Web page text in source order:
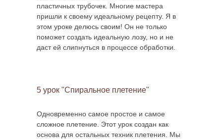
пластичных трубочек. Многие мастера
пришли к своему идеальному рецепту. Я в
этом уроке делюсь своим! Он не только
поможет создать идеальную лозу, но и не
даст ей слипнуться в процессе обработки.
5 урок "Спиральное плетение"
Одновременно самое простое и самое
сложное плетение. Этот урок создан как
основа для остальных техник плетения. Мы